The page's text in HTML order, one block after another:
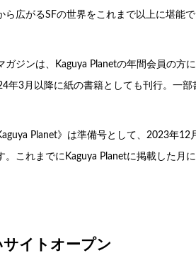
ら広がるSFの世界をこれまで以上に堪能で
ガジンは、Kaguya Planetの年間会員の方
年3月以降に紙の書籍としても刊行。一部
Planet》は準備号として、2023年
。これまでにKaguya Planetに掲載した
サイトオープン